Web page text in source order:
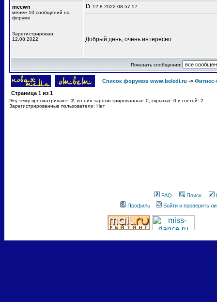
meewn
менее 10 сообщений на
форуме
Зарегистрирован:
12.08.2022
12.8.2022 08:57:57
Добрый день, очень интересно
Показать сообщения:
Список форумов www.beledi.ru ->
Страница 1 из 1
Эту тему просматривают: 2 , из них зарегистрированных: 0, скрытых: 0 и гостей: 2
Зарегистрированные пользователи: Нет
FAQ Поиск
Профиль
Войти и проверить